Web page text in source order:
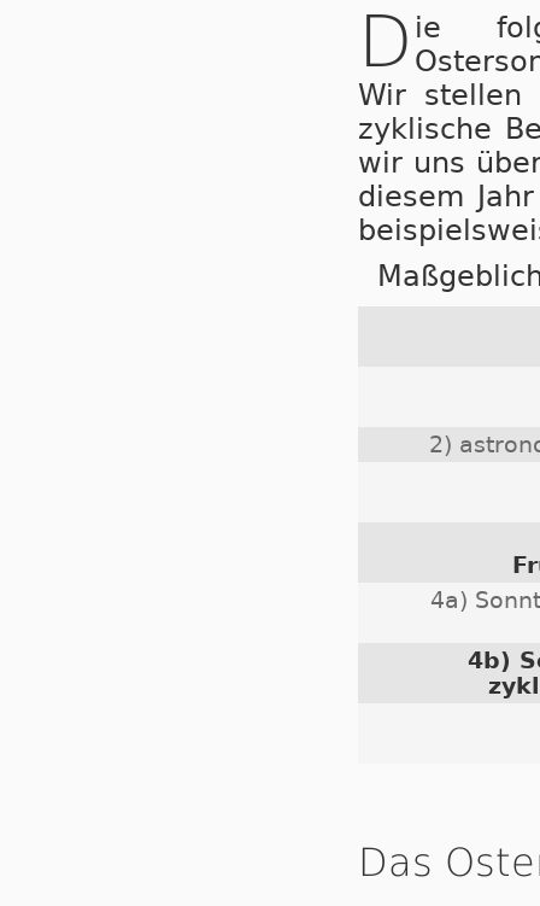
D ie
Wir stel­len
zyklische
wir uns
diesem
2)
4a)
4b)
Das